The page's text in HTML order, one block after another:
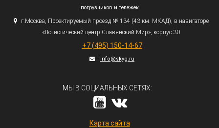
погрузчиков и тележек
г.Москва, Проектируемый проезд № 134 (43км. МКАД), в навигаторе
«Логистический центр Славянский Мир», корпус 30
+7 (495) 150-14-67
info@skyg.ru
МЫ В СОЦИАЛЬНЫХ СЕТЯХ:
Карта сайта